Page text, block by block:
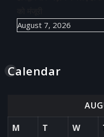
August 7, 2026
Calendar
M
T W